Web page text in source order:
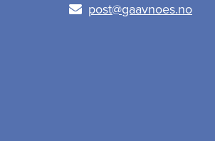
post@gaavnoes.no